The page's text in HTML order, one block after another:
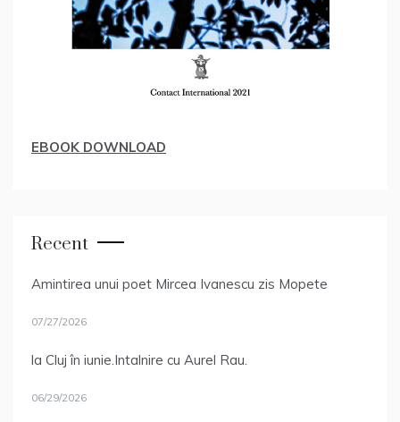
EBOOK DOWNLOAD
Recent
Amintirea unui poet Mircea Ivanescu zis Mopete
07/27/2026
la Cluj în iunie.Intalnire cu Aurel Rau.
06/29/2026